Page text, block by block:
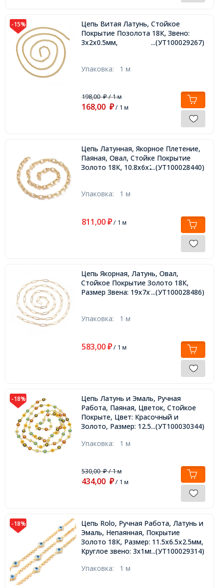
-15%
Цепь Витая Латунь, Стойкое
Покрытие Позолота 18К, Звено:
3х2х0.5мм,
...(УТ100029267)
Упаковка: 1 м
198,00₽/ 1 м
168,00 ₽/ 1 м
Цепь Латунная, Якорное Плетение,
Паяная, Овал, Стойке Покрытие
Золото 18К, 10.8х6х2мм,...(УТ100028440)
Упаковка: 1 м
811,00 ₽/ 1 м
Цепь Якорная, Латунь, Овал,
Стойкое Покрытие Золото 18К,
Размер Звена: 19х7х1мм,...(УТ100028486)
Упаковка: 1 м
583,00 ₽/ 1 м
-18%
Цепь Латунь и Эмаль, Ручная
Работа, Паяная, Цветок, Стойкое
Покрыте, Цвет: Красочный и
Золото, Размер: 12.5х7.5х2мм,
...(УТ100030344)
Упаковка: 1 м
530,00₽/ 1 м
434,00 ₽/ 1 м
-18%
Цепь Rolo, Ручная Работа, Латунь и
Эмаль, Непаянная, Покрытие
Золото 18К, Размер: 11.5x6.5x2.5мм,
Круглое звено: 3х1мм,...(УТ100029314)
Упаковка: 1 м